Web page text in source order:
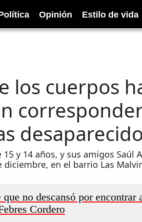
Opinión Estilo de vida
los cuerpos
y 14 años, y sus amigos Saúl
en el barrio Las
no descansó por encontrar
Cordero